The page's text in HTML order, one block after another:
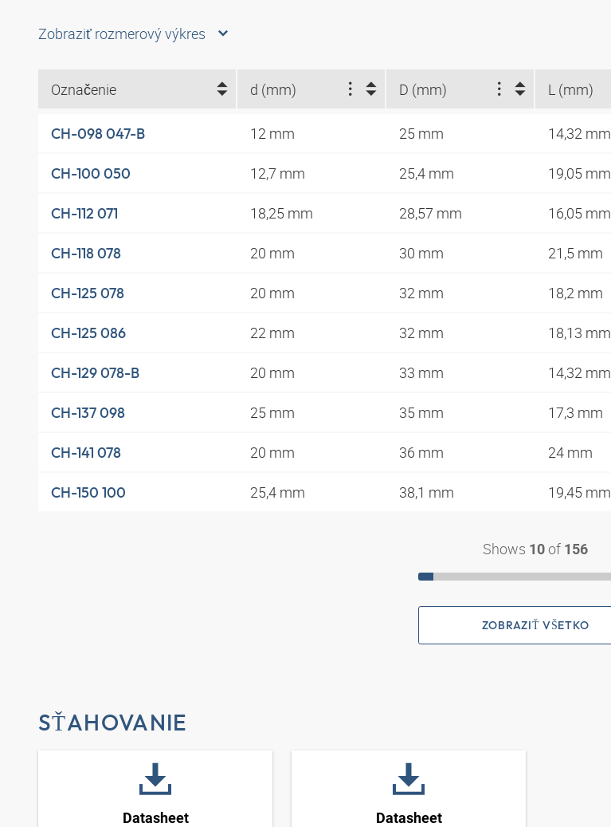
Zobraziť rozmerový výkres
Označenie d (mm) D (mm) L (mm)
CH-098 047-B 12 mm 25 mm 14,32 mm
CH-100 050 12,7 mm 25,4 mm 19,05 mm
CH-112 071 18,25 mm 28,57 mm 16,05 mm
CH-118 078 20 mm 30 mm 21,5 mm
CH-125 078 20 mm 32 mm 18,2 mm
CH-125 086 22 mm 32 mm 18,13 mm
CH-129 078-B 20 mm 33 mm 14,32 mm
CH-137 098 25 mm 35 mm 17,3 mm
CH-141 078 20 mm 36 mm 24 mm
CH-150 100 25,4 mm 38,1 mm 19,45 mm
Shows 10 of 156
ZOBRAZIŤ VŠETKO
SŤAHOVANIE
Datasheet Datasheet